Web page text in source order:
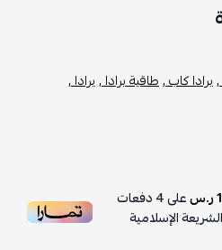
,برادا كاب ,طاقية برادا ,برادا ,
على4دفعات
الإسلامية